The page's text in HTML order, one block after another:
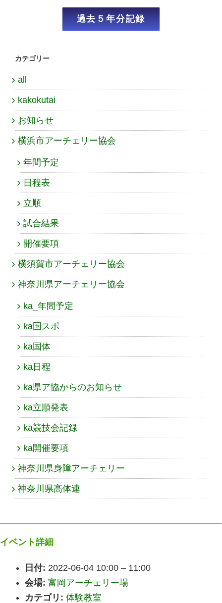
過去５年分記録
カテゴリー
all
kakokutai
お知らせ
横浜市アーチェリー協会
年間予定
日程表
立順
試合結果
開催要項
横須賀市アーチェリー協会
神奈川県アーチェリー協会
ka_年間予定
ka国スポ
ka国体
ka日程
ka県ア協からのお知らせ
ka立順発表
ka競技会記録
ka開催要項
神奈川県身障アーチェリー
神奈川県高体連
イベント詳細
日付: 2022-06-04 10:00 – 11:00
会場: 富岡アーチェリー場
カテゴリ: 体験教室